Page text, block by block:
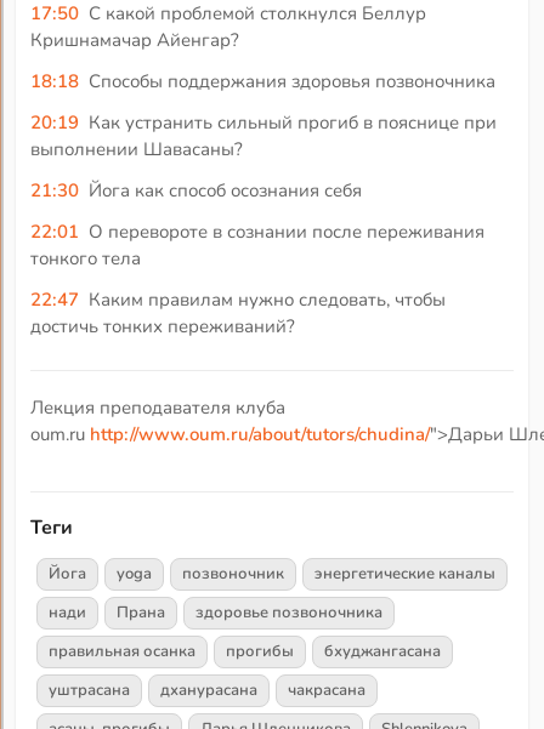
17:50 С какой проблемой столкнулся Беллур
Кришнамачар Айенгар?
18:18 Способы поддержания здоровья позвоночника
20:19 Как устранить сильный прогиб в пояснице при
выполнении Шавасаны?
21:30 Йога как способ осознания себя
22:01 О перевороте в сознании после переживания
тонкого тела
22:47 Каким правилам нужно следовать, чтобы
достичь тонких переживаний?
Лекция преподавателя клуба
oum.ru http://www.oum.ru/about/tutors/chudina/">Дарьи
Теги
Йога yoga позвоночник
энергетические каналы
нади
Прана
здоровье позвоночника
правильная осанка
прогибы
бхуджангасана
уштрасана
дханурасана
чакрасана